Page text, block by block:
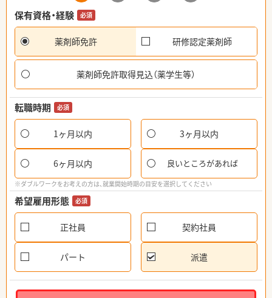
保有資格・経験 必須
薬剤師免許 研修認定薬剤師
薬剤師免許取得見込（薬学生等）
転職時期 必須
1ヶ月以内 3ヶ月以内
6ヶ月以内 良いところがあれば
※ダブルワークをお考えの方は、就業開始時期の目安を選択してください
希望雇用形態 必須
正社員 契約社員
パート 派遣